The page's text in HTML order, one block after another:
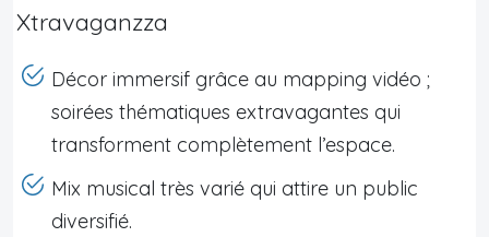
Xtravaganzza
Décor immersif grâce au mapping vidéo ;
soirées thématiques extravagantes qui
transforment complètement l’espace.
Mix musical très varié qui attire un public
diversifié.